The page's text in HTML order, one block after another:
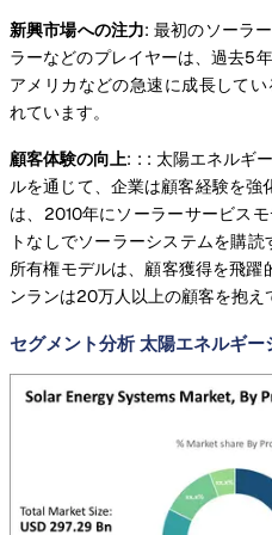
新興市場への注力: 最初のソーラ
ラーなどのプレイヤーは、過去5
アメリカなどの急速に成長して
れています。
顧客体験の向上: : : 太陽エネルギ
ルを通じて、企業は顧客経験を
は、2010年にソーラーサービス
トなしでソーラーシステムを購
所有権モデルは、顧客獲得を飛
ンランは20万人以上の顧客を抱え
セグメント分析 太陽エネルギー